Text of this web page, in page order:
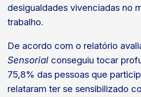
desigualdades vivenciadas no
trabalho.
De acordo com o relatório
Sensorial conseguiu tocar
75,8% das pessoas que
relataram ter se sensibilizado